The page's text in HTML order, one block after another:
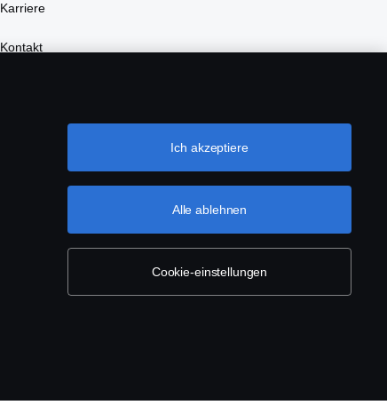
Karriere
Kontakt
Scania Händler finden
Cookie-einstellungen
Alle ablehnen
Ich akzeptiere